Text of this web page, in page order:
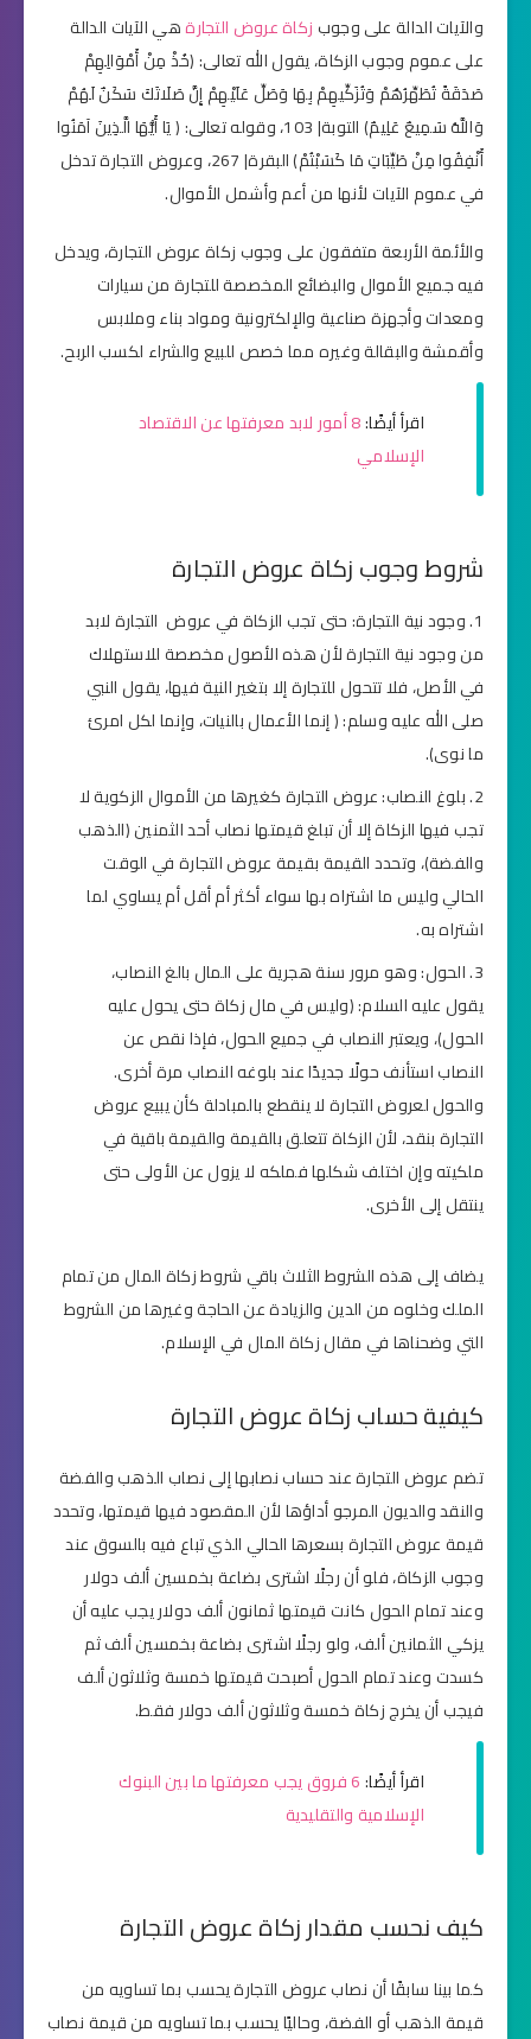
والآيات الدالة على وجوب زكاة عروض التجارةهي الآيات الدالة
على عموم وجوب الزكاة، يقول الله تعالى: (خُذْ مِنْ أَمْوَالِهِمْ
صَدَقَةً تُطَهِّرُهُمْ وَتُزَكِّيهِمْ بِهَا وَصَلِّ عَلَيْهِمْ إِنَّ صَلَاتَكَ سَكَنٌ لَهُمْ
وَاللَّهُ سَمِيعٌ عَلِيمٌ) التوبة| 103، وقوله تعالى: ( يَا أَيُّهَا الَّذِينَ آمَنُوا
أَنْفِقُوا مِنْ طَيِّبَاتِ مَا كَسَبْتُمْ) البقرة| 267، وعروض التجارة تدخل
في عموم الآيات لأنها من أعم وأشمل الأموال.
والأئمة الأربعة متفقون على وجوب زكاة عروض التجارة، ويدخل
فيه جميع الأموال والبضائع المخصصة للتجارة من سيارات
ومعدات وأجهزة صناعية والإلكترونية ومواد بناء وملابس
وأقمشة والبقالة وغيره مما خصص للبيع والشراء لكسب الربح.
اقرأ أيضًا: 8 أمور لابد معرفتها عن الاقتصاد
الإسلامي
شروط وجوب زكاة عروض التجارة
وجود نية التجارة: حتى تجب الزكاة في عروض التجارة لابد
من وجود نية التجارة لأن هذه الأصول مخصصة للاستهلاك
في الأصل، فلا تتحول للتجارة إلا بتغير النية فيها، يقول النبي
صلى الله عليه وسلم: ( إنما الأعمال بالنيات، وإنما لكل امرئ
ما نوى).
بلوغ النصاب: عروض التجارة كغيرها من الأموال الزكوية لا
تجب فيها الزكاة إلا أن تبلغ قيمتها نصاب أحد الثمنين (الذهب
والفضة)، وتحدد القيمة بقيمة عروض التجارة في الوقت
الحالي وليس ما اشتراه بها سواء أكثر أم أقل أم يساوي لما
اشتراه به.
الحول: وهو مرور سنة هجرية على المال بالغ النصاب،
يقول عليه السلام: (وليس في مال زكاة حتى يحول عليه
الحول)، ويعتبر النصاب في جميع الحول، فإذا نقص عن
النصاب استأنف حولًا جديدًا عند بلوغه النصاب مرة أخرى.
والحول لعروض التجارة لا ينقطع بالمبادلة كأن يبيع عروض
التجارة بنقد، لأن الزكاة تتعلق بالقيمة والقيمة باقية في
ملكيته وإن اختلف شكلها فملكه لا يزول عن الأولى حتى
ينتقل إلى الأخرى.
يضاف إلى هذه الشروط الثلاث باقي شروط زكاة المال من تمام
الملك وخلوه من الدين والزيادة عن الحاجة وغيرها من الشروط
التي وضحناها في مقال زكاة المال في الإسلام.
كيفية حساب زكاة عروض التجارة
تضم عروض التجارة عند حساب نصابها إلى نصاب الذهب والفضة
والنقد والديون المرجو أداؤها لأن المقصود فيها قيمتها، وتحدد
قيمة عروض التجارة بسعرها الحالي الذي تباع فيه بالسوق عند
وجوب الزكاة، فلو أن رجلًا اشترى بضاعة بخمسين ألف دولار
وعند تمام الحول كانت قيمتها ثمانون ألف دولار يجب عليه أن
يزكي الثمانين ألف، ولو رجلًا اشترى بضاعة بخمسين ألف ثم
كسدت وعند تمام الحول أصبحت قيمتها خمسة وثلاثون ألف
فيجب أن يخرج زكاة خمسة وثلاثون ألف دولار فقط.
اقرأ أيضًا:
6 فروق يجب معرفتها ما بين البنوك
الإسلامية والتقليدية
كيف نحسب مقدار زكاة عروض التجارة
كما بينا سابقًا أن نصاب عروض التجارة يحسب بما تساويه من
قيمة الذهب أو الفضة، وحاليًا يحسب بما تساويه من قيمة نصاب